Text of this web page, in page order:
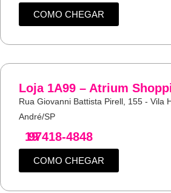
COMO CHEGAR
Loja 1A99 – Atrium
Rua Giovanni Battista Pirell, 155 - Vila
André/SP
19
97418-4848
COMO CHEGAR